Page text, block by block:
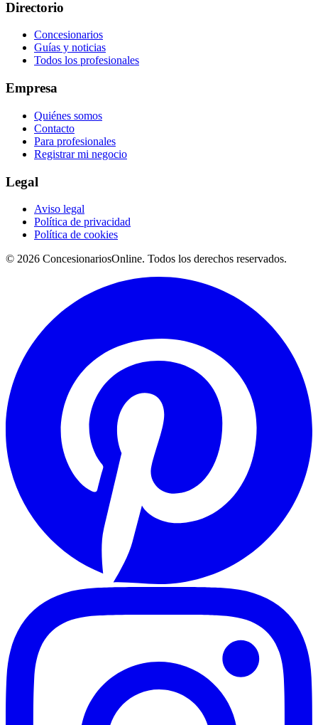
Directorio
Concesionarios
Guías y noticias
Todos los profesionales
Empresa
Quiénes somos
Contacto
Para profesionales
Registrar mi negocio
Legal
Aviso legal
Política de privacidad
Política de cookies
© 2026 ConcesionariosOnline. Todos los derechos reservados.